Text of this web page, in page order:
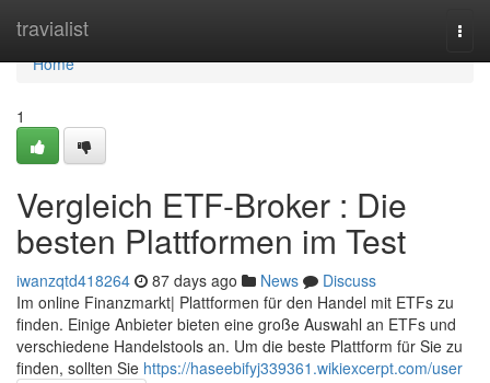
travialist
Home
Home
1
Vergleich ETF-Broker : Die
besten Plattformen im Test
iwanzqtd418264 87 days ago News
Discuss
Im online Finanzmarkt| Plattformen für den Handel mit ETFs zu
finden. Einige Anbieter bieten eine große Auswahl an ETFs und
verschiedene Handelstools an. Um die beste Plattform für Sie zu
finden, sollten Sie https://haseebifyj339361.wikiexcerpt.com/user